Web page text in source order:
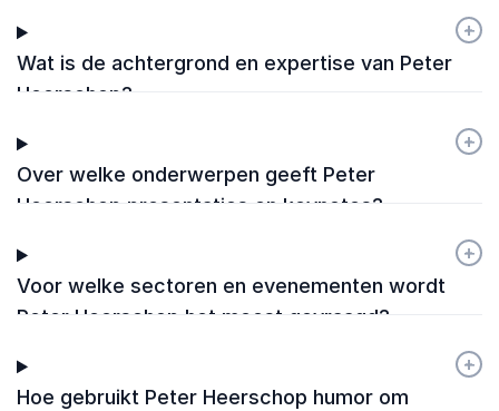
Wat is de achtergrond en expertise van Peter
Heerschop?
+
-
Over welke onderwerpen geeft Peter
Heerschop presentaties en keynotes?
+
-
Voor welke sectoren en evenementen wordt
Peter Heerschop het meest gevraagd?
+
-
Hoe gebruikt Peter Heerschop humor om
+
-